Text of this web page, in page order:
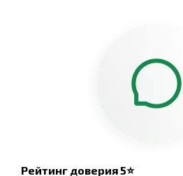
Рейтинг доверия 5⭐